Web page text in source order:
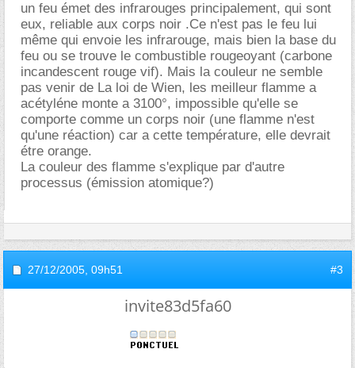
un feu émet des infrarouges principalement, qui sont
eux, reliable aux corps noir .Ce n'est pas le feu lui
même qui envoie les infrarouge, mais bien la base du
feu ou se trouve le combustible rougeoyant (carbone
incandescent rouge vif). Mais la couleur ne semble
pas venir de La loi de Wien, les meilleur flamme a
acétyléne monte a 3100°, impossible qu'elle se
comporte comme un corps noir (une flamme n'est
qu'une réaction) car a cette température, elle devrait
étre orange.
La couleur des flamme s'explique par d'autre
processus (émission atomique?)
27/12/2005, 09h51 #3
invite83d5fa60